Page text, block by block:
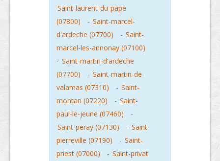
Saint-laurent-du-pape
(07800)
- Saint-marcel-
d'ardeche (07700)
- Saint-
marcel-les-annonay (07100)
- Saint-martin-d'ardeche
(07700)
- Saint-martin-de-
valamas (07310)
- Saint-
montan (07220)
- Saint-
paul-le-jeune (07460)
-
Saint-peray (07130)
- Saint-
pierreville (07190)
- Saint-
priest (07000)
- Saint-privat